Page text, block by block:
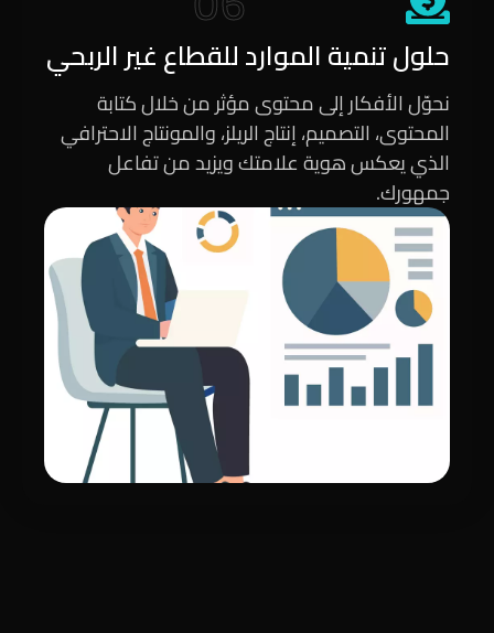
حلول تنمية الموارد للقطاع غير الربحي
نحوّل الأفكار إلى محتوى مؤثر من خلال كتابة
المحتوى، التصميم، إنتاج الريلز، والمونتاج الاحترافي
الذي يعكس هوية علامتك ويزيد من تفاعل
جمهورك.